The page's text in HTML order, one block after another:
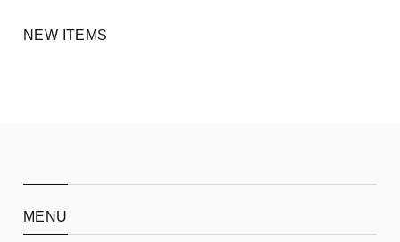
NEW ITEMS
MENU